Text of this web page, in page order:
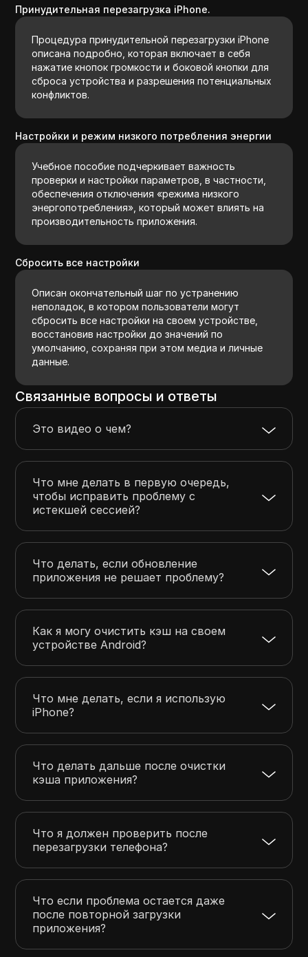
Принудительная перезагрузка iPhone.
Процедура принудительной перезагрузки iPhone
описана подробно, которая включает в себя
нажатие кнопок громкости и боковой кнопки для
сброса устройства и разрешения потенциальных
конфликтов.
Настройки и режим низкого потребления энергии
Учебное пособие подчеркивает важность
проверки и настройки параметров, в частности,
обеспечения отключения «режима низкого
энергопотребления», который может влиять на
производительность приложения.
Сбросить все настройки
Описан окончательный шаг по устранению
неполадок, в котором пользователи могут
сбросить все настройки на своем устройстве,
восстановив настройки до значений по
умолчанию, сохраняя при этом медиа и личные
данные.
Связанные вопросы и ответы
Это видео о чем?
Что мне делать в первую очередь,
чтобы исправить проблему с
истекшей сессией?
Что делать, если обновление
приложения не решает проблему?
Как я могу очистить кэш на своем
устройстве Android?
Что мне делать, если я использую
iPhone?
Что делать дальше после очистки
кэша приложения?
Что я должен проверить после
перезагрузки телефона?
Что если проблема остается даже
после повторной загрузки
приложения?